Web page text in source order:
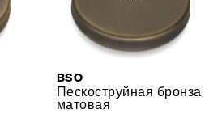
BSO
Пескоструйная бронза
матовая